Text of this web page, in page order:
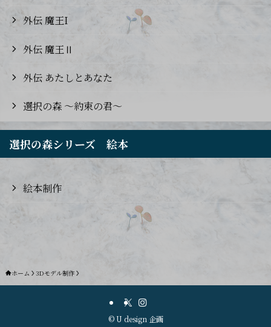
外伝 魔王I
外伝 魔王Ⅱ
外伝 あたしとあなた
選択の森 ～約束の君～
選択の森シリーズ 絵本
絵本制作
ホーム 3Dモデル制作
©U design 企画